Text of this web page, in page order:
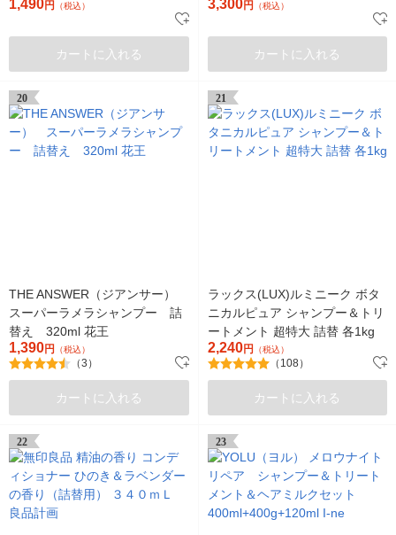
1,490円 （税込）
カートに入れる
3,300円 （税込）
カートに入れる
20
THE ANSWER（ジアンサー）
スーパーラメラシャンプー 詰
替え 320ml 花王
1,390円 （税込）
（3）
カートに入れる
21
ラックス(LUX)ルミニーク ボタ
ニカルピュア シャンプー＆トリ
ートメント 超特大 詰替 各1kg
2,240円 （税込）
（108）
カートに入れる
22 23